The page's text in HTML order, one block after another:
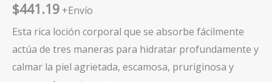
$441.19 +Envío
Esta rica loción corporal que se absorbe fácilmente
actúa de tres maneras para hidratar profundamente y
calmar la piel agrietada, escamosa, pruriginosa y